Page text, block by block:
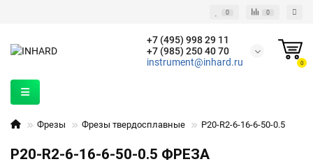
0 0
+7 (495) 998 29 11
+7 (985) 250 40 70
instrument@inhard.ru
0
Фрезы Фрезы твердосплавные P20-R2-6-16-6-50-0.5
P20-R2-6-16-6-50-0.5 ФРЕЗА